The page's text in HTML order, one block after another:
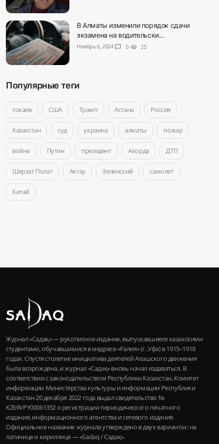
В Алматы изменили порядок сдачи
экзамена на водительски...
Ноябрь 6, 2024 chat_bubble 0 visibility 25
Популярные теги
токаев США Трамп Астана Россия
Казахстан суд украина алматы пожар
война Путин президент Акорда ДТП
Шерзат Полат Актау Зеленский самолет
Китай
Журнал «Садақ» — рукописное издание, выпускавшееся казахскими
студентами, обучавшимися в медресе «Ғалия» (г. Уфа) в 1915–1918
годах. Спустя столетие инициатива деятелей Алашского движения
была возрождена, и журнал «Садақ» вновь начал издаваться. В
соответствии с законодательством Республики Казахстан, Комитет
информации Министерства культуры и информации Республики
Казахстан 20 декабря 2022 года выдал свидетельство №
KZ69VPY00061352 о регистрации периодического печатного
издания, информационного агентства и сетевого издания.
Официальное название журнала утверждено в двух вариантах: на
латинице и кириллице — «Sadaq / Садақ».